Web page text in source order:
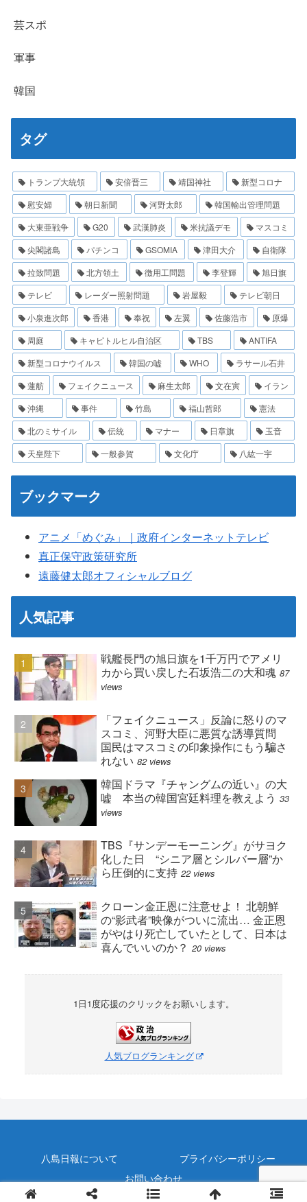
芸スポ
軍事
韓国
タグ
トランプ大統領 安倍晋三 靖国神社
新型コロナ
慰安婦
朝日新聞 河野太郎
韓国輸出管理問題
大東亜戦争
G20 武漢肺炎 米抗議デモ
マスコミ
尖閣諸島
パチンコ GSOMIA 津田大介
自衛隊
拉致問題
北方領土 徴用工問題 李登輝
旭日旗
テレビ
レーダー照射問題 岩屋毅
テレビ朝日
小泉進次郎
香港 奉祝 左翼 佐藤浩市
原爆
周庭
キャピトルヒル自治区 TBS
ANTIFA
新型コロナウイルス
韓国の嘘 WHO
ラサール石井
蓮舫
フェイクニュース 麻生太郎 文在寅
イラン
沖縄
事件 竹島 福山哲郎
憲法
北のミサイル
伝統 マナー 日章旗
玉音
天皇陛下
一般参賀 文化庁 八紘一宇
ブックマーク
アニメ「めぐみ」｜政府インターネットテレビ
真正保守政策研究所
遠藤健太郎オフィシャルブログ
人気記事
戦艦長門の旭日旗を1千万円でアメリ
カから買い戻した石坂浩二の大和魂 87
views
「フェイクニュース」反論に怒りのマ
スコミ、河野大臣に悪質な誘導質問
国民はマスコミの印象操作にもう騙さ
れない 82 views
韓国ドラマ『チャングムの近い』の大
嘘 本当の韓国宮廷料理を教えよう 33
views
TBS『サンデーモーニング』がサヨク
化した日 “シニア層とシルバー層”か
ら圧倒的に支持 22 views
クローン金正恩に注意せよ！ 北朝鮮
の“影武者”映像がついに流出… 金正恩
がやはり死亡していたとして、日本は
喜んでいいのか？ 20 views
1日1度応援のクリックをお願いします。
人気ブログランキング
八島日報について
プライバシーポリシー
お問い合わせ